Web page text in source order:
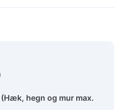
hegn og mur max.